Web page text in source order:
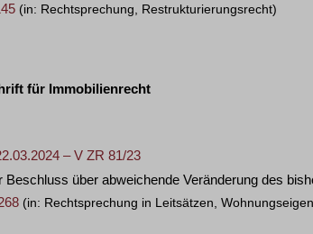
(in: Rechtsprechung, Restrukturierungsrecht)
für Immobilienrecht
– V ZR 81/23
Beschluss über abweichende Veränderung des
(in: Rechtsprechung in Leitsätzen,